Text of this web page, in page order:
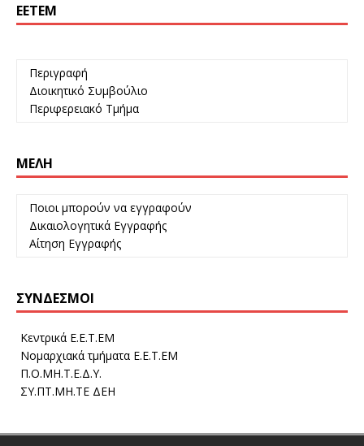
ΕΕΤΕΜ
Περιγραφή
Διοικητικό Συμβούλιο
Περιφερειακό Τμήμα
ΜΈΛΗ
Ποιοι μπορούν να εγγραφούν
Δικαιολογητικά Εγγραφής
Αίτηση Εγγραφής
ΣΎΝΔΕΣΜΟΙ
Κεντρικά Ε.Ε.Τ.ΕΜ
Νομαρχιακά τμήματα Ε.Ε.Τ.ΕΜ
Π.Ο.ΜΗ.Τ.Ε.Δ.Υ.
ΣΥ.ΠΤ.ΜΗ.ΤΕ ΔΕΗ